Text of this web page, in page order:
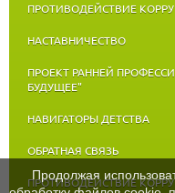
ПРОТИВОДЕЙСТВИЕ
НАСТАВНИЧЕСТВО
ПРОЕКТ РАННЕЙ
БУДУЩЕЕ"
НАВИГАТОРЫ ДЕТСТВА
ОБРАТНАЯ СВЯЗЬ
ПРОТИВОДЕЙСТВИЕ
Продолжая